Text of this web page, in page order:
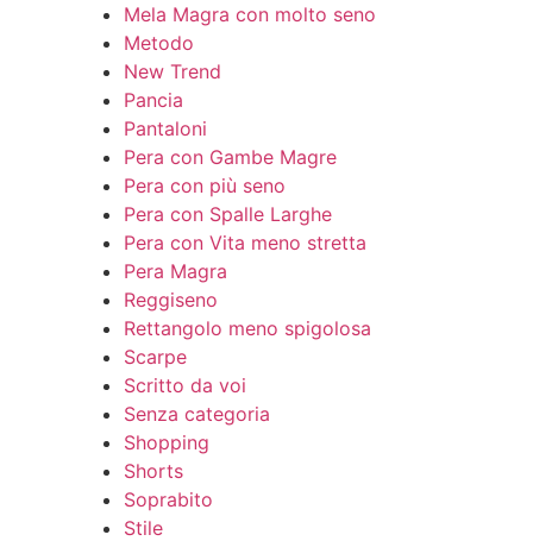
Mela Magra con molto seno
Metodo
New Trend
Pancia
Pantaloni
Pera con Gambe Magre
Pera con più seno
Pera con Spalle Larghe
Pera con Vita meno stretta
Pera Magra
Reggiseno
Rettangolo meno spigolosa
Scarpe
Scritto da voi
Senza categoria
Shopping
Shorts
Soprabito
Stile